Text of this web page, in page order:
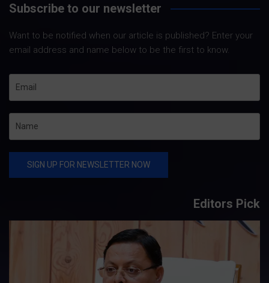
Subscribe to our newsletter
Want to be notified when our article is published? Enter your
email address and name below to be the first to know.
Editors Pick